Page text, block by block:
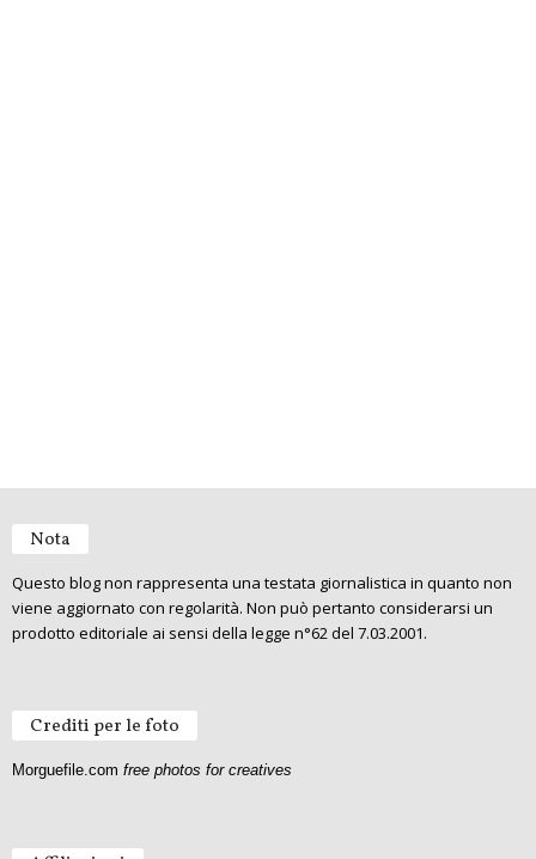
Nota
Questo blog non rappresenta una testata giornalistica in quanto non
viene aggiornato con regolarità. Non può pertanto considerarsi un
prodotto editoriale ai sensi della legge n°62 del 7.03.2001.
Crediti per le foto
Morguefile.com free photos for creatives